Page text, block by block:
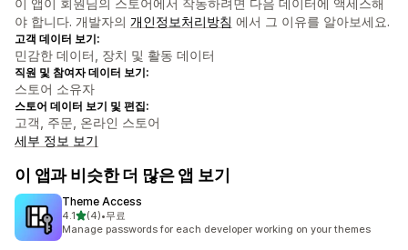
이 앱이 회원님의 스토어에서 작동하려면 다음 데이터에 액세스해
야 합니다. 개발자의 개인정보처리방침 에서 그 이유를 알아보세요.
고객 데이터 보기:
민감한 데이터, 장치 및 활동 데이터
직원 및 참여자 데이터 보기:
스토어 소유자
스토어 데이터 보기 및 편집:
고객, 주문, 온라인 스토어
세부 정보 보기
이 앱과 비슷한 더 많은 앱 보기
Theme Access
4.1별 5개 중
(4)
총 리뷰 4개
•무료
Manage passwords for each developer working on your themes